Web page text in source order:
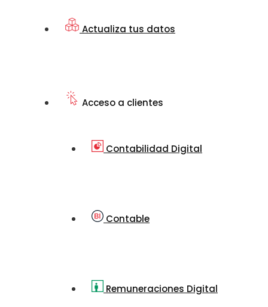
Actualiza tus datos
Acceso a clientes
Contabilidad Digital
Contable
Remuneraciones Digital